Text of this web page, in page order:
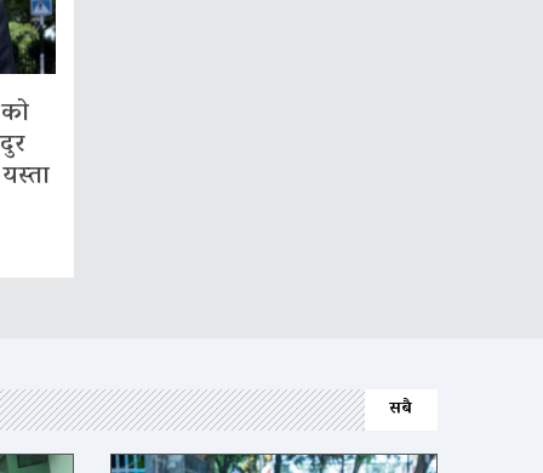
सबै